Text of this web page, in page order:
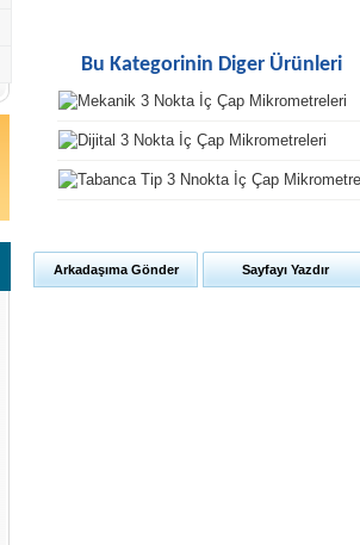
Bu Kategorinin Diger Ürünleri
Arkadaşıma Gönder Sayfayı Yazdır